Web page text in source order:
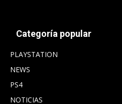
Categoría popular
PLAYSTATION
NEWS
PS4
NOTICIAS